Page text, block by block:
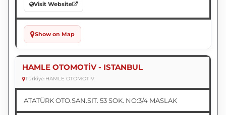
Visit Website
Show on Map
HAMLE OTOMOTİV - ISTANBUL
Türkiye•HAMLE OTOMOTİV
ATATÜRK OTO.SAN.SIT. 53 SOK. NO:3/4 MASLAK